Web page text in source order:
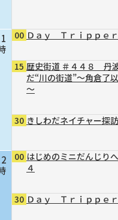
00 Ｄａｙ Ｔｒｉｐｐｅ
15 歴史街道 ＃４４８ 丹
だ“川の街道”～角倉了
～
30 きしわだネイチャー探
00 はじめのミニだんじり
４
30 Ｄａｙ Ｔｒｉｐｐｅ